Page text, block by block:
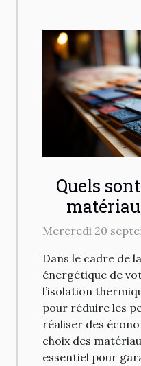
Quels
Mercredi 20
Dans le cadre de
énergétique de
l’isolation
pour réduire les
réaliser des
choix des
essentiel pour